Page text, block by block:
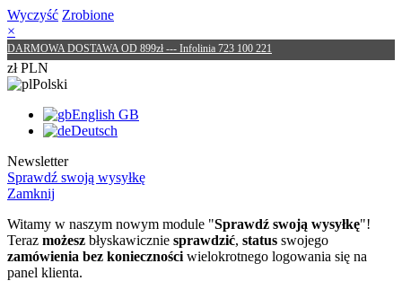
Wyczyść Zrobione
×
DARMOWA DOSTAWA OD 899zł --- Infolinia 723 100 221
zł PLN
Polski
English GB
Deutsch
Newsletter
Sprawdź swoją wysyłkę
Zamknij
Witamy w naszym nowym module "Sprawdź swoją wysyłkę"!
Teraz możesz błyskawicznie sprawdzić, status swojego
zamówienia bez konieczności wielokrotnego logowania się na
panel klienta.